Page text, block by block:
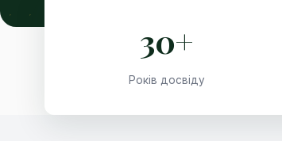
30+
Років досвіду